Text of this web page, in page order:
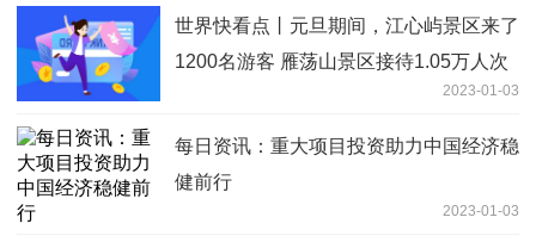
世界快看点丨元旦期间，江心屿景区来了
1200名游客 雁荡山景区接待1.05万人次
2023-01-03
每日资讯：重大项目投资助力中国经济稳
健前行
2023-01-03